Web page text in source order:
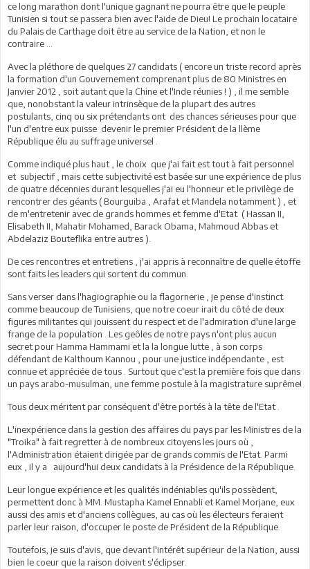
ce long marathon dont l'unique gagnant ne pourra être que le peuple
Tunisien si tout se passera bien avec l'aide de Dieu! Le prochain locataire
du Palais de Carthage doit être au service de la Nation, et non le
contraire ...
Avec la pléthore de quelques 27 candidats ( encore un triste record après
la formation d'un Gouvernement comprenant plus de 80 Ministres en
Janvier 2012 , soit autant que la Chine et l'Inde réunies ! ) , il me semble
que, nonobstant la valeur intrinsèque de la plupart des autres
postulants, cinq ou six prétendants ont des chances sérieuses pour que
l'un d'entre eux puisse devenir le premier Président de la llème
République élu au suffrage universel .
Comme indiqué plus haut , le choix que j'ai fait est tout à fait personnel
et subjectif , mais cette subjectivité est basée sur une expérience de plus
de quatre décennies durant lesquelles j'ai eu l'honneur et le privilège de
rencontrer des géants ( Bourguiba , Arafat et Mandela notamment ) , et
de m'entretenir avec de grands hommes et femme d'Etat ( Hassan II,
Elisabeth II, Mahatir Mohamed, Barack Obama, Mahmoud Abbas et
Abdelaziz Bouteflika entre autres ).
De ces rencontres et entretiens , j'ai appris à reconnaître de quelle étoffe
sont faits les leaders qui sortent du commun.
Sans verser dans l'hagiographie ou la flagornerie , je pense d'instinct
comme beaucoup de Tunisiens, que notre coeur irait du côté de deux
figures militantes qui jouissent du respect et de l'admiration d'une large
frange de la population . Les geôles de notre pays n'ont plus aucun
secret pour Hamma Hammami et la la longue lutte , à son corps
défendant de Kalthoum Kannou , pour une justice indépendante , est
connue et appréciée de tous . Surtout que c'est la première fois que dans
un pays arabo-musulman, une femme postule à la magistrature suprême!
Tous deux méritent par conséquent d'être portés à la tête de l'Etat .
L'inexpérience dans la gestion des affaires du pays par les Ministres de la
"Troika" à fait regretter à de nombreux citoyens les jours où ,
l'Administration étaient dirigée par de grands commis de l'Etat. Parmi
eux , il y a aujourd'hui deux candidats à la Présidence de la République.
Leur longue expérience et les qualités indéniables qu'ils possèdent,
permettent donc à MM. Mustapha Kamel Ennabli et Kamel Morjane, eux
aussi des amis et d'anciens collègues, au cas où les électeurs feraient
parler leur raison, d'occuper le poste de Président de la République.
Toutefois, je suis d'avis, que devant l'intérêt supérieur de la Nation, aussi
bien le coeur que la raison doivent s'éclipser.